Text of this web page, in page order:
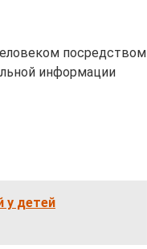
посредством
информации
у детей